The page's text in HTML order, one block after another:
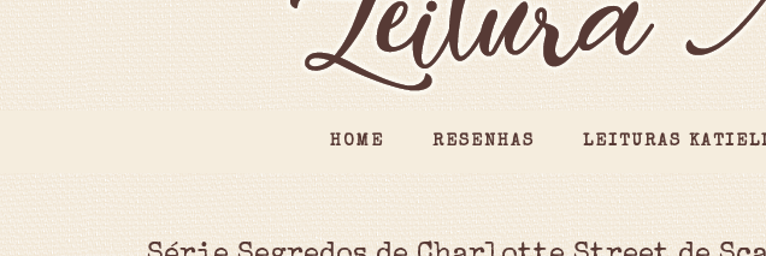
HOME RESENHAS LEITURAS